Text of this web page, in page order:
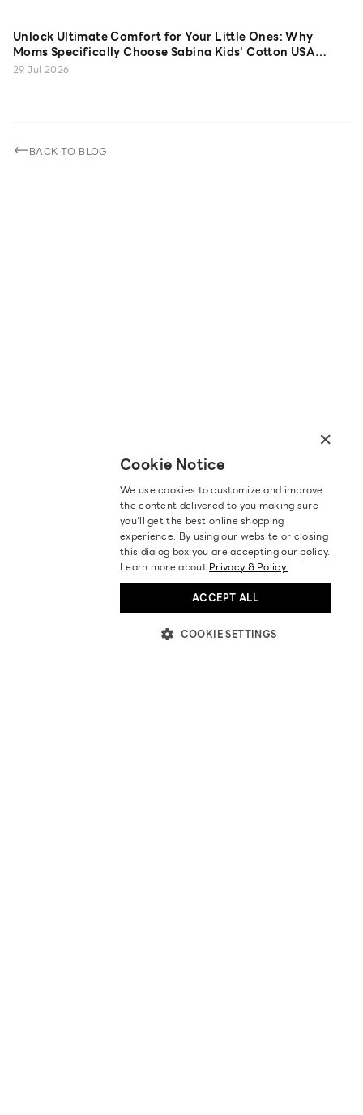
Unlock Ultimate Comfort for Your Little Ones: Why
Moms Specifically Choose Sabina Kids' Cotton USA
Camisoles
29 Jul 2026
BACK TO BLOG
×
Cookie Notice
We use cookies to customize and improve
the content delivered to you making sure
you‘ll get the best online shopping
experience. By using our website or closing
this dialog box you are accepting our policy.
Learn more about Privacy & Policy.
ACCEPT ALL
COOKIE SETTINGS